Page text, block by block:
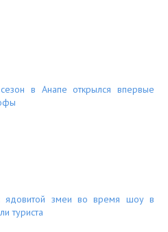
в Анапе открылся впервые
ядовитой змеи во время шоу в
туриста